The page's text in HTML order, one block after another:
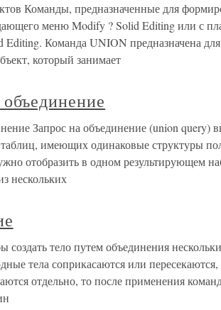
Команды, предназначенные для
меню Modify ? Solid Editing или с
Editing. Команда UNION предназначена
который занимает
Запрос на объединение (union query)
имеющих одинаковые структуры
отобразить в одном результирующем
нескольких
тело путем объединения
тела соприкасаются или пересекаются,
отдельно, то после применения